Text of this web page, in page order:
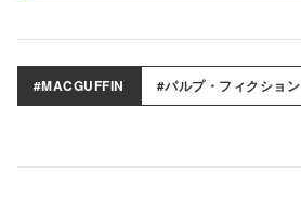
#MACGUFFIN #パルプ・フィクション